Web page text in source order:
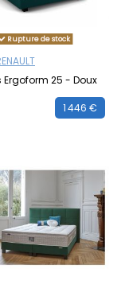
Rupture de stock
Ergoform 25 - Doux
1 446 €